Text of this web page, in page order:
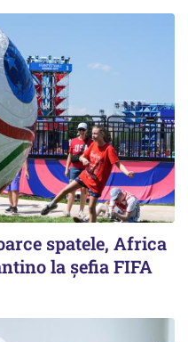
spatele, Africa
la șefia FIFA